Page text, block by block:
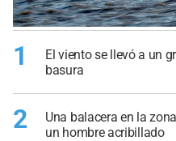
1
El viento se llevó a un
basura
2
Una balacera en la
un hombre acribillado